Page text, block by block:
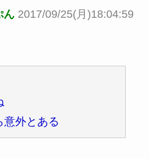
ん 2017/09/25(月)18:04:59
意外とある